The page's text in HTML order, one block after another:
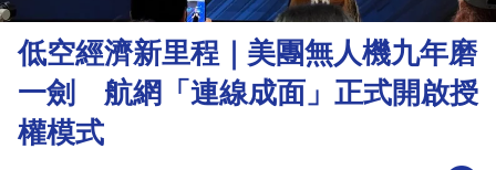
理
財
商
低空經濟新里程｜美團無人機九年磨
一劍 航網「連線成面」正式開啟授
權模式